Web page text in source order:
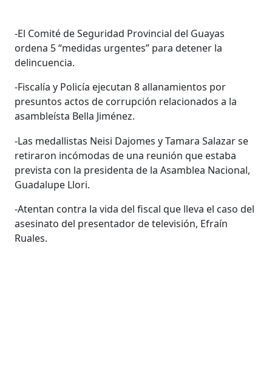
-El Comité de Seguridad Provincial del Guayas
ordena 5 “medidas urgentes” para detener la
delincuencia.
-Fiscalía y Policía ejecutan 8 allanamientos por
presuntos actos de corrupción relacionados a la
asambleísta Bella Jiménez.
-Las medallistas Neisi Dajomes y Tamara Salazar se
retiraron incómodas de una reunión que estaba
prevista con la presidenta de la Asamblea Nacional,
Guadalupe Llori.
-Atentan contra la vida del fiscal que lleva el caso del
asesinato del presentador de televisión, Efraín
Ruales.